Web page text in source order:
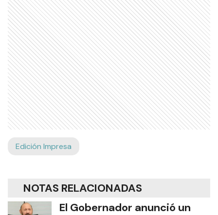
Edición Impresa
NOTAS RELACIONADAS
El Gobernador anunció un